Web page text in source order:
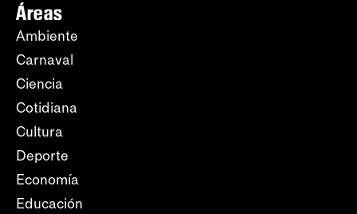
Áreas
Ambiente
Carnaval
Ciencia
Cotidiana
Cultura
Deporte
Economía
Educación